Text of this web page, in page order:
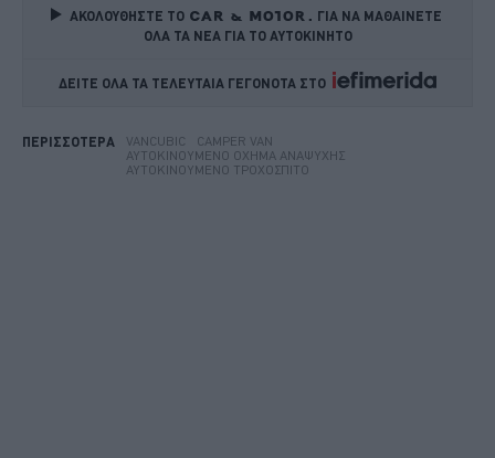
ΑΚΟΛΟΥΘΗΣΤΕ ΤΟ
ΓΙΑ ΝΑ ΜΑΘΑΙΝΕΤΕ
ΟΛΑ ΤΑ ΝΕΑ ΓΙΑ ΤΟ ΑΥΤΟΚΙΝΗΤΟ
ΔΕΙΤΕ ΟΛΑ ΤΑ ΤΕΛΕΥΤΑΙΑ ΓΕΓΟΝΟΤΑ ΣΤΟ
ΠΕΡΙΣΣΟΤΕΡΑ VANCUBIC
CAMPER VAN
ΑΥΤΟΚΙΝΟΎΜΕΝΟ ΌΧΗΜΑ ΑΝΑΨΥΧΉΣ
ΑΥΤΟΚΙΝΟΎΜΕΝΟ ΤΡΟΧΌΣΠΙΤΟ